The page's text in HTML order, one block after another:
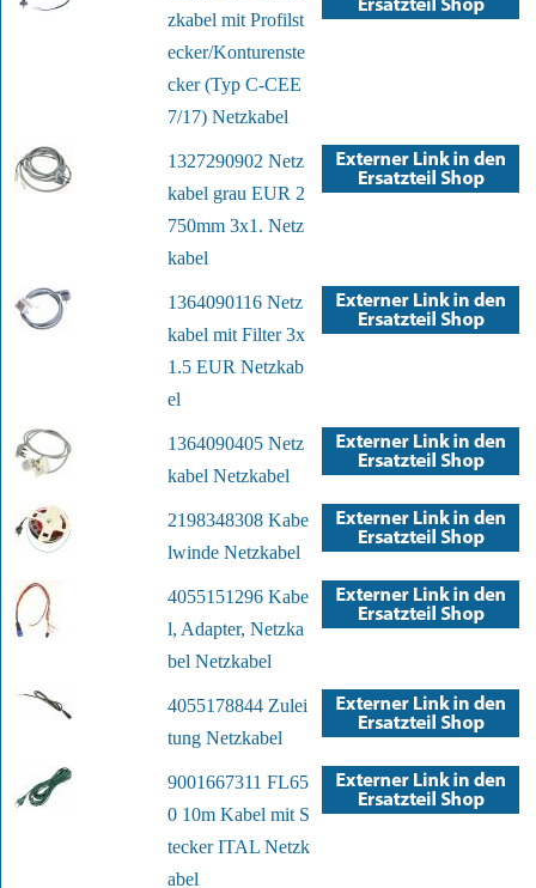
zkabel mit Profilst
ecker/Konturenste
cker (Typ C-CEE
7/17) Netzkabel
1327290902 Netz
kabel grau EUR 2
750mm 3x1. Netz
kabel
1364090116 Netz
kabel mit Filter 3x
1.5 EUR Netzkab
el
1364090405 Netz
kabel Netzkabel
2198348308 Kabe
lwinde Netzkabel
4055151296 Kabe
l, Adapter, Netzka
bel Netzkabel
4055178844 Zulei
tung Netzkabel
9001667311 FL65
0 10m Kabel mit S
tecker ITAL Netzk
abel